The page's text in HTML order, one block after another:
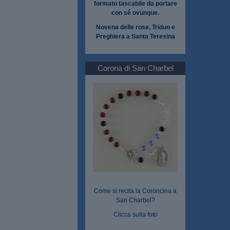
formato tascabile da portare
con sé ovunque.
Novena delle rose, Triduo e
Preghiera a Santa Teresina
Corona di San Charbel
Come si recita la Coroncina a
San Charbel?
Clicca sulla foto